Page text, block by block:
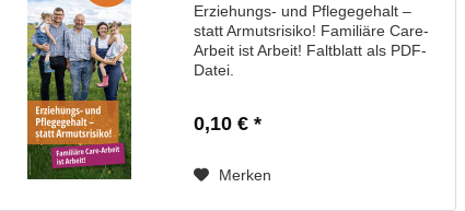
Erziehungs- und Pflegegehalt –
statt Armutsrisiko! Familiäre Care-
Arbeit ist Arbeit! Faltblatt als PDF-
Datei.
0,10 € *
Merken